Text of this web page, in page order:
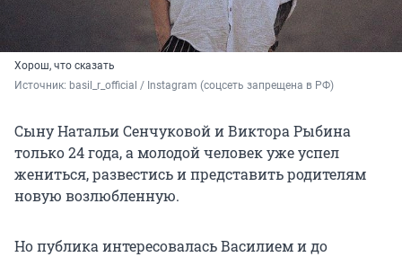
Хорош, что сказать
Источник: basil_r_official / Instagram (соцсеть запрещена в РФ)
Сыну Натальи Сенчуковой и Виктора Рыбина
только 24 года, а молодой человек уже успел
жениться, развестись и представить родителям
новую возлюбленную.
Но публика интересовалась Василием и до